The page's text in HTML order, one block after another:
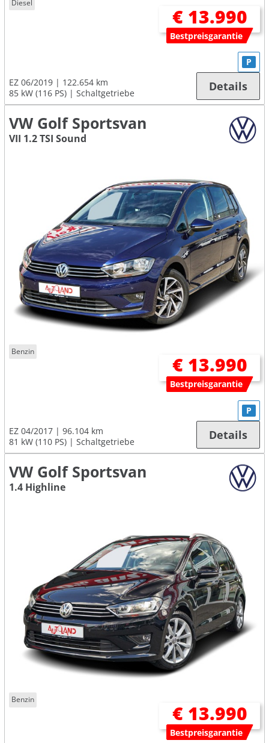
Diesel
€ 13.990
Bestpreisgarantie
EZ 06/2019
122.654 km
85 kW (116 PS)
Schaltgetriebe
P
Details
VW Golf Sportsvan
VII 1.2 TSI Sound
Benzin
€ 13.990
Bestpreisgarantie
EZ 04/2017
96.104 km
81 kW (110 PS)
Schaltgetriebe
P
Details
VW Golf Sportsvan
1.4 Highline
Benzin
€ 13.990
Bestpreisgarantie